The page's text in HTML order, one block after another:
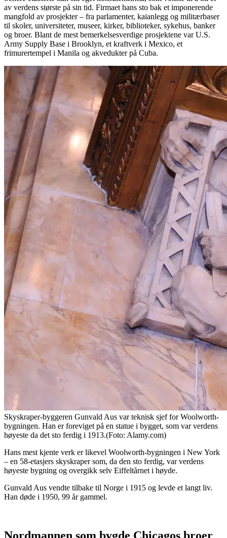
av verdens største på sin tid. Firmaet hans sto bak et imponerende
mangfold av prosjekter – fra parlamenter, kaianlegg og militærbaser
til skoler, universiteter, museer, kirker, biblioteker, sykehus, banker
og broer. Blant de mest bemerkelsesverdige prosjektene var U.S.
Army Supply Base i Brooklyn, et kraftverk i Mexico, et
frimurertempel i Manila og akvedukter på Cuba.
Skyskraper-byggeren Gunvald Aus var teknisk sjef for Woolworth-
bygningen. Han er foreviget på en statue i bygget, som var verdens
høyeste da det sto ferdig i 1913.(Foto: Alamy.com)
Hans mest kjente verk er likevel Woolworth-bygningen i New York
– en 58-etasjers skyskraper som, da den sto ferdig, var verdens
høyeste bygning og overgikk selv Eiffeltårnet i høyde.
Gunvald Aus vendte tilbake til Norge i 1915 og levde et langt liv.
Han døde i 1950, 99 år gammel.